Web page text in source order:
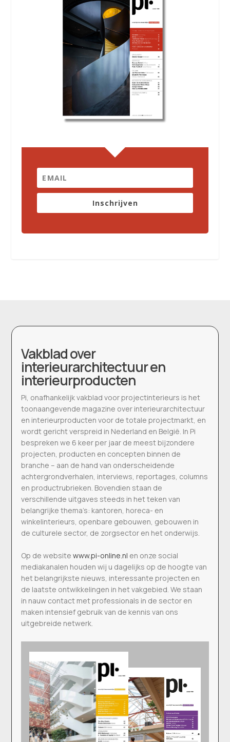
Inschrijven
Vakblad over
interieurarchitectuur en
interieurproducten
Pi, onafhankelijk vakblad voor projectinterieurs is het
toonaangevende magazine over interieurarchitectuur
en interieurproducten voor de totale projectmarkt, en
wordt gericht verspreid in Nederland en België. In Pi
bespreken we 6 keer per jaar de meest bijzondere
projecten, producten en concepten binnen de
branche – aan de hand van onderscheidende
achtergrondverhalen, interviews, reportages, columns
en productrubrieken. Bovendien staan de
verschillende uitgaves steeds in het teken van
belangrijke thema’s: kantoren, horeca- en
winkelinterieurs, openbare gebouwen, gebouwen in
de culturele sector, de zorgsector en het onderwijs.
Op de websitewww.pi-online.nl en onze social
mediakanalen houden wij u dagelijks op de hoogte van
het belangrijkste nieuws, interessante projecten en
de laatste ontwikkelingen in het vakgebied. We staan
in nauw contact met professionals in de sector en
maken intensief gebruik van de kennis van ons
uitgebreide netwerk.